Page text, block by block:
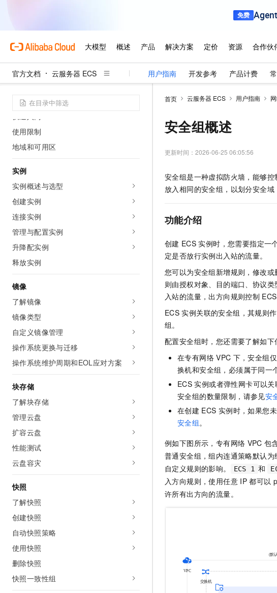
官方文档 云服务器 ECS 用户指南 开发参考 产品计费
开始使用
什么是云服务器ECS
使用限制
地域和可用区
实例
实例概述与选型
创建实例
连接实例
管理与配置实例
升降配实例
释放实例
镜像
了解镜像
镜像类型
自定义镜像管理
操作系统更换与迁移
操作系统维护周期和EOL应对方案
块存储
了解块存储
管理云盘
扩容云盘
性能测试
云盘容灾
快照
了解快照
创建快照
自动快照策略
使用快照
删除快照
快照一致性组
首页 云服务器 ECS 用户指南
安全组概述
更新时间： 2026-06-25 06:05:56
安全组是一种虚拟防火墙，能够控
放入相同的安全组，以划分安全
功能介绍
创建 ECS 实例时，您需要指定一
定是否放行实例出入站的流量。
您可以为安全组新增规则，修改
则由授权对象、目的端口、协议
入站的流量，出方向规则控制 ECS
ECS 实例关联的安全组，其规则
组。
配置安全组时，您还需要了解如下
在专有网络 VPC 下，安全组
换机和安全组，必须属于同一
ECS 实例或者弹性网卡可以
安全组的数量限制，请参见安
在创建 ECS 实例时，如果您
安全组。
例如下图所示，专有网络 VPC 包
普通安全组，组内连通策略默认为
自定义规则的影响。
ECS 1 和
入方向规则，使用任意 IP 都可以
许所有出方向的流量。